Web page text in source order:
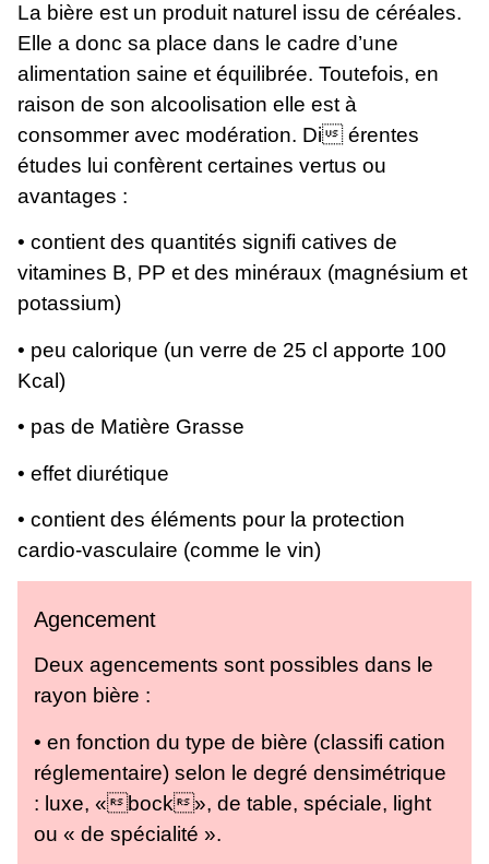
La bière est un produit naturel issu de céréales.
Elle a donc sa place dans le cadre d’une
alimentation saine et équilibrée. Toutefois, en
raison de son alcoolisation elle est à
consommer avec modération. Di érentes
études lui confèrent certaines vertus ou
avantages :
• contient des quantités signifi catives de
vitamines B, PP et des minéraux (magnésium et
potassium)
• peu calorique (un verre de 25 cl apporte 100
Kcal)
• pas de Matière Grasse
• effet diurétique
• contient des éléments pour la protection
cardio-vasculaire (comme le vin)
Agencement
Deux agencements sont possibles dans le
rayon bière :
• en fonction du type de bière (classifi cation
réglementaire) selon le degré densimétrique
: luxe, «bock», de table, spéciale, light
ou « de spécialité ».